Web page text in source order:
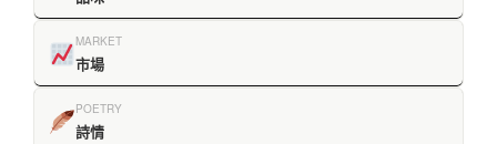
MARKET
市場
POETRY
詩情